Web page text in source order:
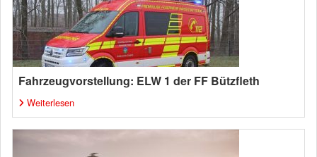
Fahrzeugvorstellung: ELW 1 der FF Bützfleth
Weiterlesen